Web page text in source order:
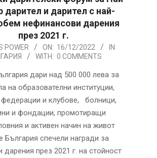
и дарител с най-
нефинансови дарения
през 2021 г.
POWER ON: 16/12/2022
IN:
WITH: 0 COMMENTS
дари над 500 000 лева за
на образователни институции,
федерации и клубове, болници,
и фондации, промотиращи
и активен начин на живот
България спечели награди за
дарения през 2021 г. на стойност